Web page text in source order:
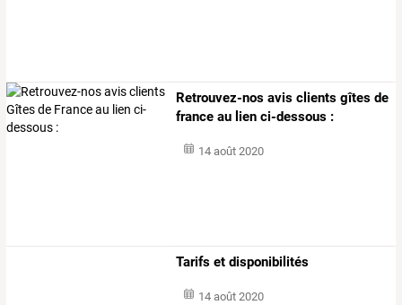
Retrouvez-nos avis clients gîtes de
france au lien ci-dessous :
14 août 2020
Tarifs et disponibilités
14 août 2020